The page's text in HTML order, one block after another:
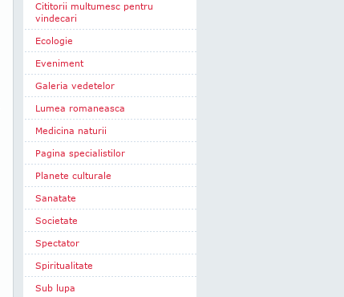
Cititorii multumesc pentru
vindecari
Ecologie
Eveniment
Galeria vedetelor
Lumea romaneasca
Medicina naturii
Pagina specialistilor
Planete culturale
Sanatate
Societate
Spectator
Spiritualitate
Sub lupa